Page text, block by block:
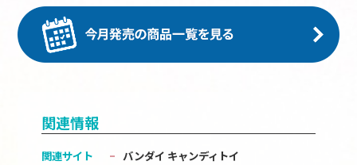
関連情報
関連サイト
バンダイ キャンディトイ